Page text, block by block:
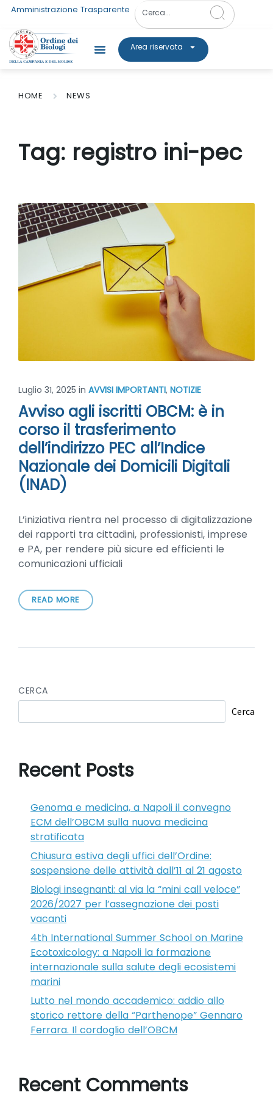
Amministrazione Trasparente
Area riservata
HOME NEWS
Tag: registro ini-pec
Luglio 31, 2025 in AVVISI IMPORTANTI, NOTIZIE
Avviso agli iscritti OBCM: è in
corso il trasferimento
dell’indirizzo PEC all’Indice
Nazionale dei Domicili Digitali
(INAD)
L’iniziativa rientra nel processo di digitalizzazione
dei rapporti tra cittadini, professionisti, imprese
e PA, per rendere più sicure ed efficienti le
comunicazioni ufficiali
READ MORE
CERCA
Cerca
Recent Posts
Genoma e medicina, a Napoli il convegno
ECM dell’OBCM sulla nuova medicina
stratificata
Chiusura estiva degli uffici dell’Ordine:
sospensione delle attività dall’11 al 21 agosto
Biologi insegnanti: al via la “mini call veloce”
2026/2027 per l’assegnazione dei posti
vacanti
4th International Summer School on Marine
Ecotoxicology: a Napoli la formazione
internazionale sulla salute degli ecosistemi
marini
Lutto nel mondo accademico: addio allo
storico rettore della “Parthenope” Gennaro
Ferrara. Il cordoglio dell’OBCM
Recent Comments